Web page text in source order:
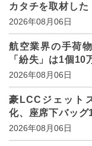
カタチを取材した
2026年08月06日
航空業界の手荷
「紛失」は1個
2026年08月06日
豪LCCジェット
化、座席下バッグ
2026年08月06日